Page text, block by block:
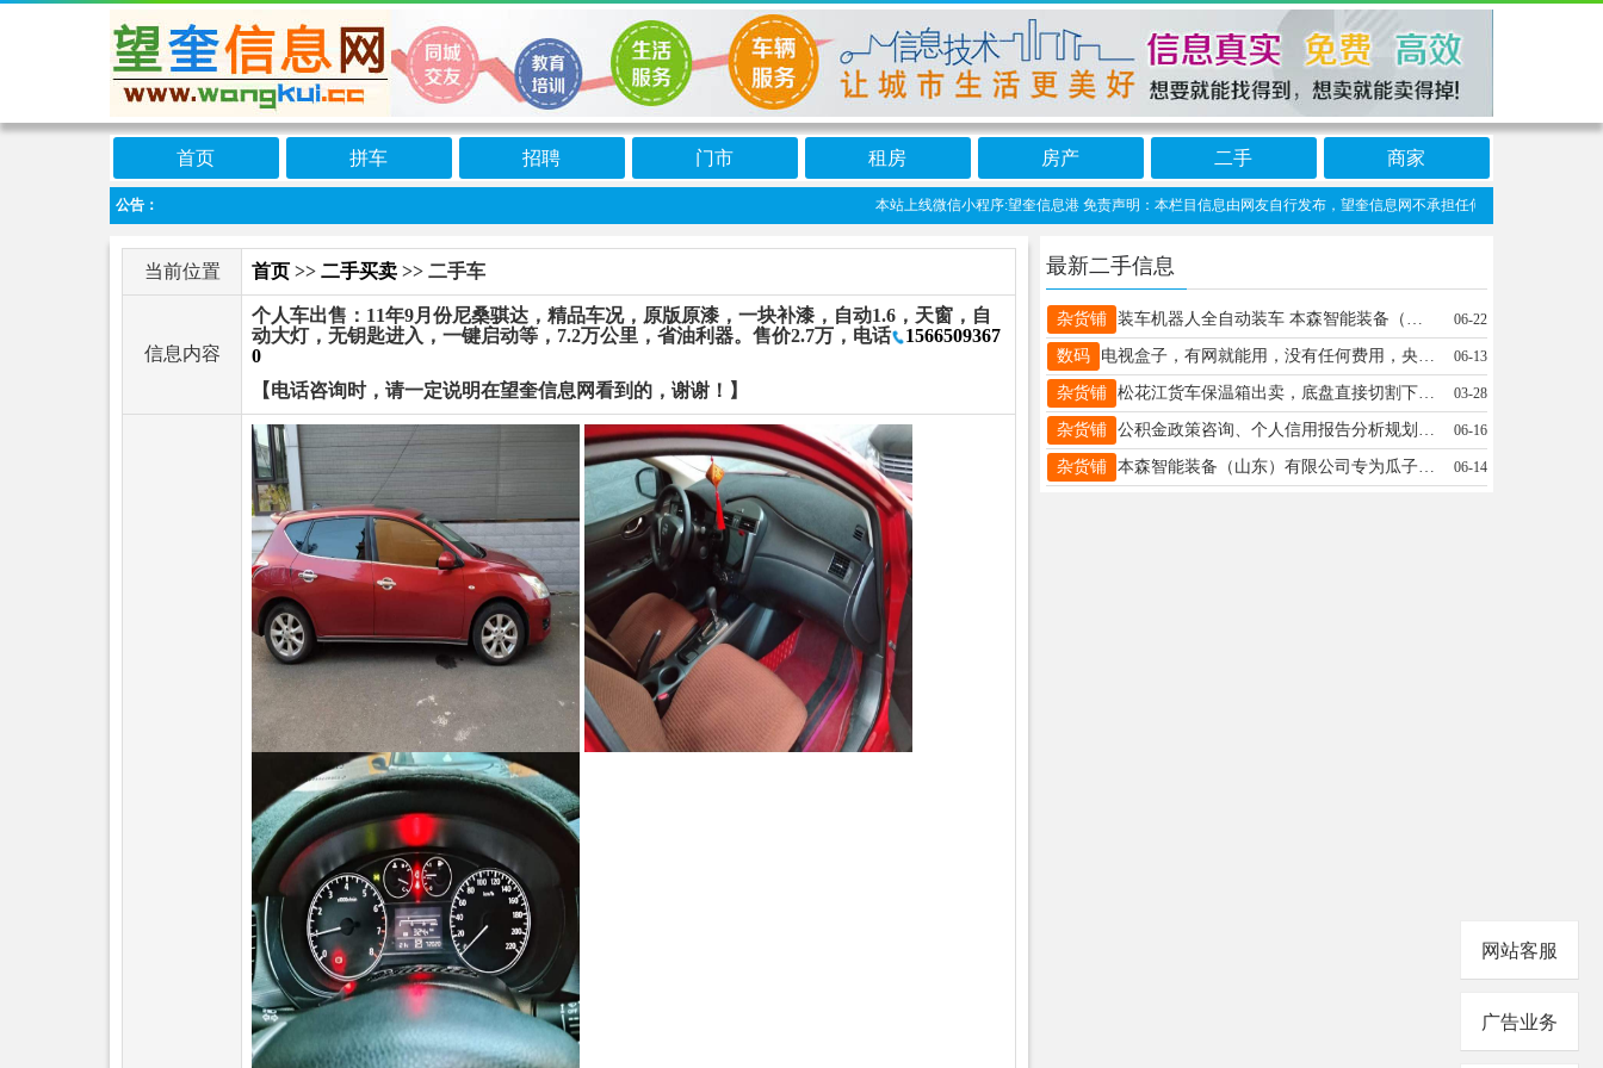
首页 拼车 招聘 门市 租房 房产 二手 商家
公告： 本站上线微信小程序:望奎信息港 免责声明：本栏目信息由网友自行发布，望奎信息网不承担任何责任！提高警惕，谨防
当前位置 首页 >> 二手买卖 >> 二手车
信息内容
个人车出售：11年9月份尼桑骐达，精品车况，原版原漆，一块补漆，自动1.6，天窗，自
动大灯，无钥匙进入，一键启动等，7.2万公里，省油利器。售价2.7万，电话
1566509367
0
【电话咨询时，请一定说明在望奎信息网看到的，谢谢！】
最新二手信息
杂货铺 装车机器人全自动装车 本森智能装备（山东）有限公司装车机器人全自动装车是集成机械臂、3D视觉识别、AI智能算法、力觉传感与自动化控制技术于一体的智能装车系统，能实现从货物抓取、路径规划到精准码放的全流程无人化操作。本森智能装备（山东）有限公司推出的多规格物料混装自动化装车机器人（型号bs-180-3100），更可在同一车次中自动识别不同SKU物料，动态切换抓取策略，真正实现"一机多品、一车通装"。 06-22
数码 电视盒子，有网就能用，没有任何费用，央视卫视以及全网所有Vip电影电视剧随便看！新老电视都可以用，屯子也可以用！❤️ 冠豪大厦自取： 15545598722（微信同号） 06-13
杂货铺 松花江货车保温箱出卖，底盘直接切割下来的，当仓库用很方便，下边有4个轱辘，能推走，买花1200，现铁价1000出，非诚勿扰！ 03-28
杂货铺 公积金政策咨询、个人信用报告分析规划、车辆抵押融资咨询、房产抵押融资咨询、养老相关政策咨询、企业法人融资方案咨询、持股 20% 以上股东融资咨询、企业税务贷咨询、企业发票贷咨询，可提供方案咨询匹配。 咨询电话：16604550655/18945480960（微信同号） 06-16
杂货铺 本森智能装备（山东）有限公司专为瓜子等休闲食品颗粒物料打造的25kg半自动包装秤，采用高精度称重传感器与PLC智能控制系统，集自动夹袋、三级变频给料、精准计量、落袋输送于一体，人工辅助套袋与缝包。针对瓜子颗粒不规则、带壳易碎、粉尘多的特点专项优化，单机产能480~600包/小时，计量精度静态≤±0.1%，是瓜子加工与炒货企业实现标准化定量包装的核心设备。 06-14
网站客服
广告业务